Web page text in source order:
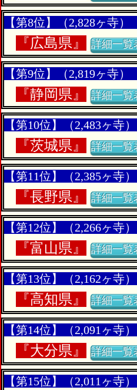
【第8位】（2,828ヶ寺
『広島県』 詳細一覧
【第9位】（2,819ヶ寺
『静岡県』 詳細一覧
【第10位】（2,483ヶ
『茨城県』 詳細一覧
【第11位】（2,385ヶ
『長野県』 詳細一覧
【第12位】（2,266ヶ
『富山県』 詳細一覧
【第13位】（2,162ヶ
『高知県』 詳細一覧
【第14位】（2,091ヶ
『大分県』 詳細一覧
【第15位】（2,011ヶ